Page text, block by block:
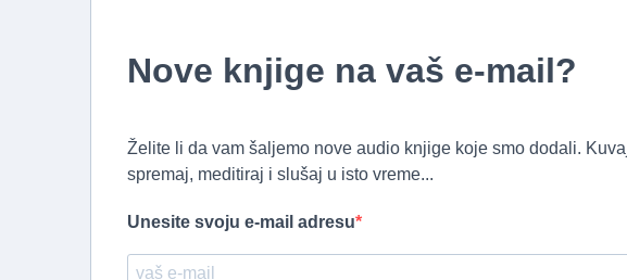
Nove knjige na vaš e-mail?
Želite li da vam šaljemo nove audio knjige koje smo dodali.
spremaj, meditiraj i slušaj u isto vreme...
Unesite svoju e-mail adresu